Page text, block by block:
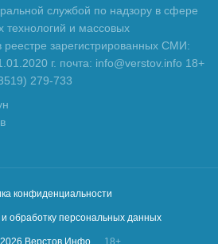
службой по надзору в сфере
и массовых
реестре зарегистрированных СМИ:
г. почта: info@verstov.info 18+
279-733
конфиденциальности
обработку персональных данных
2026 Верстов.Инфо 18+